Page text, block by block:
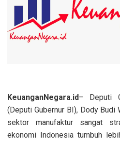
KeuanganNegara.id– Deputi
(Deputi Gubernur BI), Dody Budi
sektor manufaktur sangat
ekonomi Indonesia tumbuh